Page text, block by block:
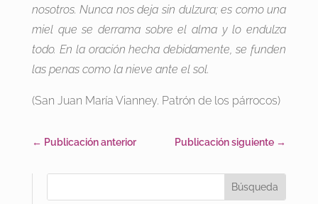
nosotros. Nunca nos deja sin dulzura; es como una
miel que se derrama sobre el alma y lo endulza
todo. En la oración hecha debidamente, se funden
las penas como la nieve ante el sol.
(San Juan María Vianney. Patrón de los párrocos)
← Publicación anterior Publicación siguiente →